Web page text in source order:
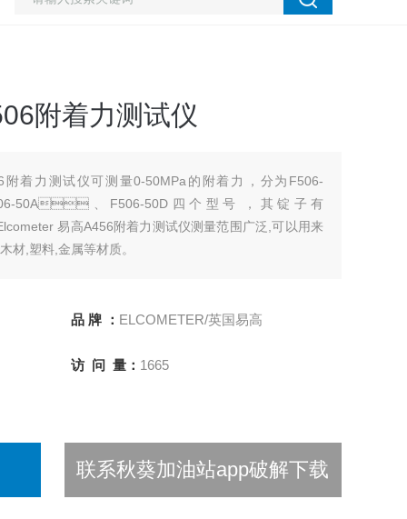
附着力测试仪
着力测试仪可测量0-50MPa的附着力，分为F506-
、F506-50D四个型号，其锭子有
易高A456附着力测试仪测量范围广泛,可以用来
,塑料,金属等材质。
品 牌 ： ELCOMETER/英国易高
访 问 量： 1665
联系秋葵加油站app破解下载